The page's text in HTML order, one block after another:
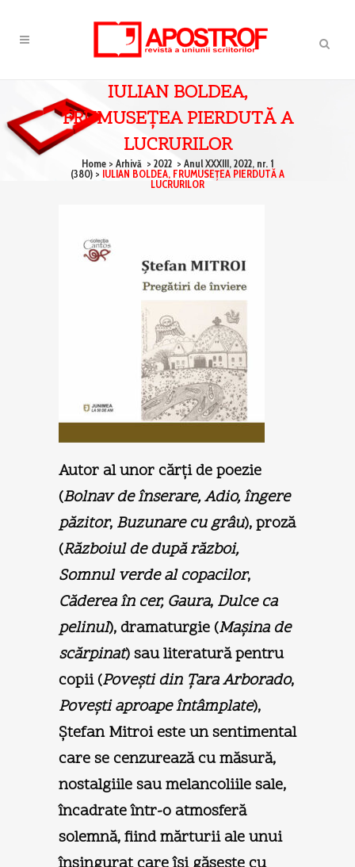
IULIAN BOLDEA,
FRUMUSEŢEA PIERDUTĂ A
LUCRURILOR
Home> Arhivă > 2022 > Anul XXXIII, 2022, nr. 1
(380) > IULIAN BOLDEA, FRUMUSEŢEA PIERDUTĂ A
LUCRURILOR
Autor al unor cărţi de poezie
(Bolnav de înserare, Adio, îngere
păzitor, Buzunare cu grâu), proză
(Războiul de după război,
Somnul verde al copacilor,
Căderea în cer, Gaura, Dulce ca
pelinul), dramaturgie (Maşina de
scărpinat) sau literatură pentru
copii (Poveşti din Ţara Arborado,
Poveşti aproape întâmplate),
Ştefan Mitroi este un sentimental
care se cenzurează cu măsură,
nostalgiile sau melancoliile sale,
încadrate într-o atmosferă
solemnă, fiind mărturii ale unui